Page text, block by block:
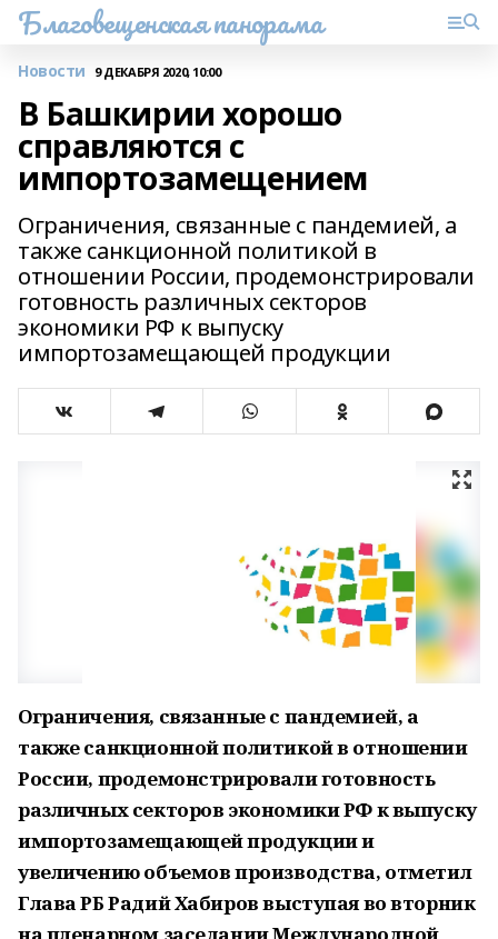
Благовещенская панорама
Новости 9 ДЕКАБРЯ 2020, 10:00
В Башкирии хорошо
справляются с
импортозамещением
Ограничения, связанные с пандемией, а
также санкционной политикой в
отношении России, продемонстрировали
готовность различных секторов
экономики РФ к выпуску
импортозамещающей продукции
Ограничения, связанные с пандемией, а
также санкционной политикой в отношении
России, продемонстрировали готовность
различных секторов экономики РФ к выпуску
импортозамещающей продукции и
увеличению объемов производства, отметил
Глава РБ Радий Хабиров выступая во вторник